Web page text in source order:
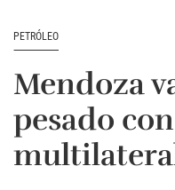
PETRÓLEO
Mendoza
pesado